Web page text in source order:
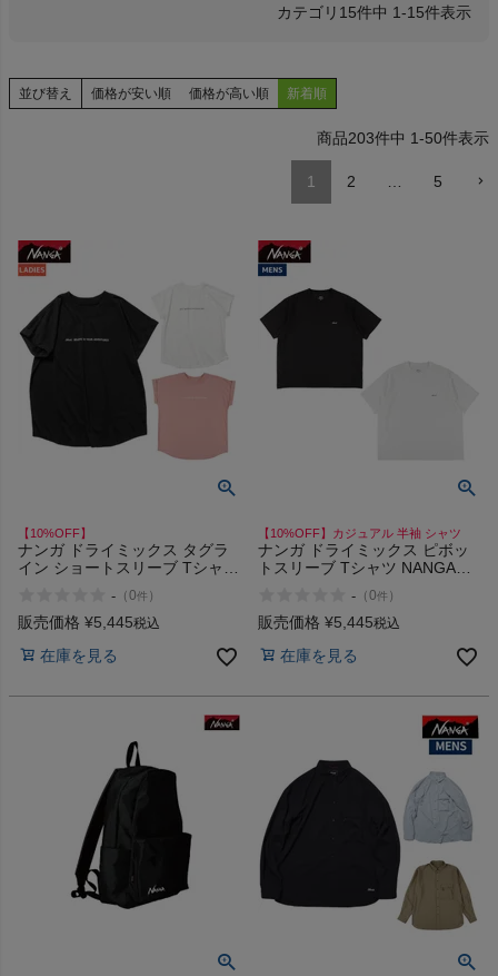
ヨガ
キャンプ・フェス
旅行
ビジネス
もっと見る
インフィット INFIT
15件中 1-15件表示
並び替え 価格が安い順 価格が高い順 新着順
203件中 1-50件表示
1 2 … 5
【10%OFF】
ナンガ ドライミックス タグラ
イン ショートスリーブ Tシャツ
- （0件 ）
販売価格 ¥5,445税込
在庫を見る
【10%OFF】カジュアル 半袖 シャツ
ナンガ ドライミックス ピボッ
トスリーブ Tシャツ NANGA
- （0件 ）
販売価格 ¥5,445税込
在庫を見る